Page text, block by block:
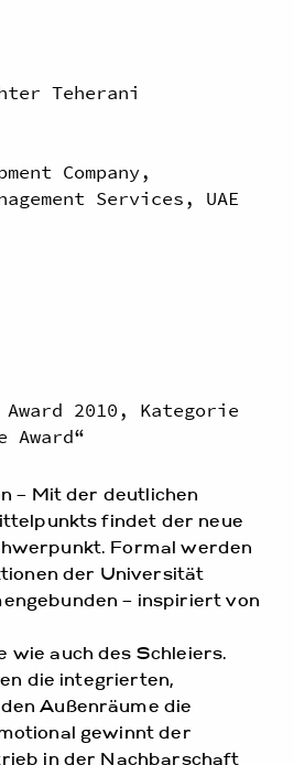
Teherani
Company,
Services, UAE
2010, Kategorie
Award“
– Mit der deutlichen
findet der neue
Formal werden
der Universität
– inspiriert von
wie auch des Schleiers.
die integrierten,
Außenräume die
gewinnt der
in der Nachbarschaft